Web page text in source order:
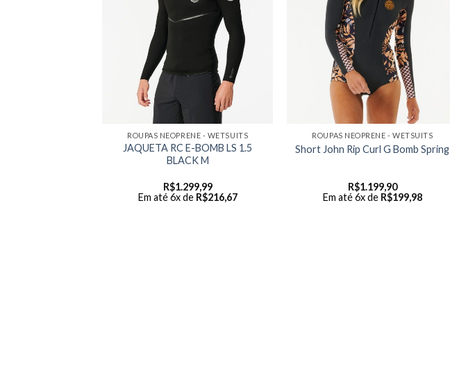
ROUPAS NEOPRENE - WETSUITS
JAQUETA RC E-BOMB LS 1.5
BLACK M
R$1.299,99
Em até 6x de R$216,67
ROUPAS NEOPRENE - WETSUITS
Short John Rip Curl G Bomb Spring
R$1.199,90
Em até 6x de R$199,98